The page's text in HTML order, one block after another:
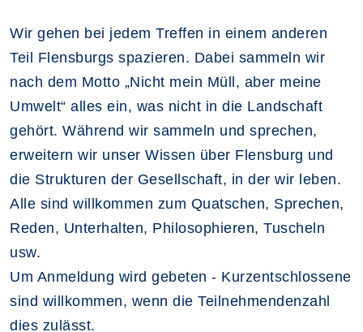
Wir gehen bei jedem Treffen in einem anderen
Teil Flensburgs spazieren. Dabei sammeln wir
nach dem Motto „Nicht mein Müll, aber meine
Umwelt“ alles ein, was nicht in die Landschaft
gehört. Während wir sammeln und sprechen,
erweitern wir unser Wissen über Flensburg und
die Strukturen der Gesellschaft, in der wir leben.
Alle sind willkommen zum Quatschen, Sprechen,
Reden, Unterhalten, Philosophieren, Tuscheln
usw.
Um Anmeldung wird gebeten - Kurzentschlossene
sind willkommen, wenn die Teilnehmendenzahl
dies zulässt.